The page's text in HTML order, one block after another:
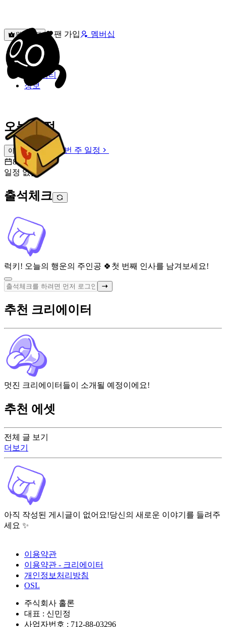
원픽선택 팬 가입 멤버십
밐타운
피드
커뮤니티
정보
오늘 일정
이번 주 일정
이번 주 일정
8월 8일 [토]
일정 없음
출석체크
럭키! 오늘의 행운의 주인공 🍀 첫 번째 인사를 남겨보세요!
전체 글 보기
더보기
아직 작성된 게시글이 없어요!당신의 새로운 이야기를 들려주
세요 ✨
추천 크리에이터
멋진 크리에이터들이 소개될 예정이에요!
추천 에셋
이용약관
이용약관 - 크리에이터
개인정보처리방침
OSL
주식회사 홀론
대표 : 신민정
사업자번호 : 712-88-03296